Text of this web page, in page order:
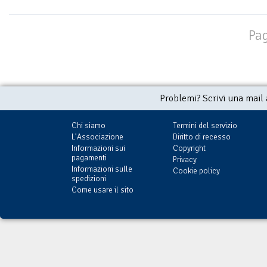
Problemi? Scrivi una
Chi siamo
L'Associazione
Informazioni sui
pagamenti
Informazioni sulle
spedizioni
Come usare il sito
Termini del servizio
Diritto di recesso
Copyright
Privacy
Cookie policy